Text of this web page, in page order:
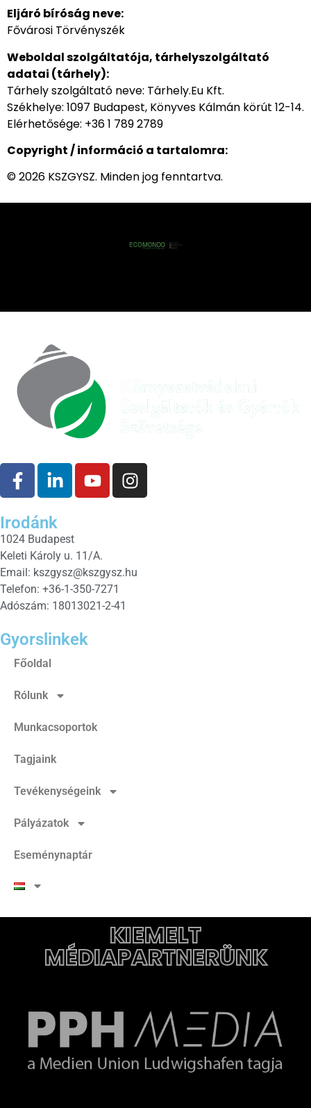
Eljáró bíróság neve:
Fővárosi Törvényszék
Weboldal szolgáltatója, tárhelyszolgáltató
adatai (tárhely):
Tárhely szolgáltató neve: Tárhely.Eu Kft.
Székhelye: 1097 Budapest, Könyves Kálmán körút 12-14.
Elérhetősége: +36 1 789 2789
Copyright / információ a tartalomra:
© 2026 KSZGYSZ. Minden jog fenntartva.
Irodánk
1024 Budapest
Keleti Károly u. 11/A.
Email: kszgysz@kszgysz.hu
Telefon: +36-1-350-7271
Adószám: 18013021-2-41
Gyorslinkek
Főoldal
Rólunk
Munkacsoportok
Tagjaink
Tevékenységeink
Pályázatok
Eseménynaptár
KIEMELT
MÉDIAPARTNERÜNK